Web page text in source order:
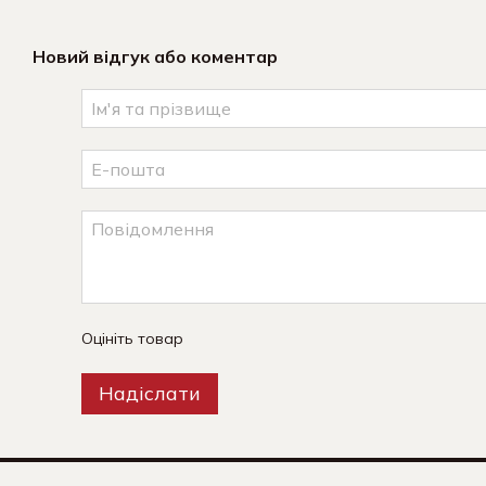
Новий відгук або коментар
Оцініть товар
Надіслати